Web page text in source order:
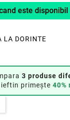
este disponibil
LA DORINTE
3 produse
ieftin primește 40%